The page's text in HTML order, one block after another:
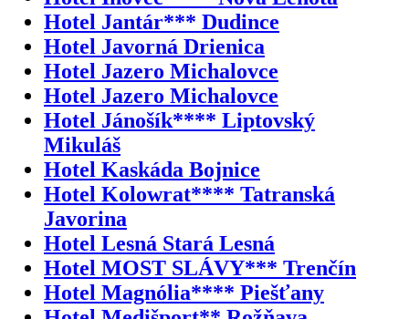
Hotel Jantár*** Dudince
Hotel Javorná Drienica
Hotel Jazero Michalovce
Hotel Jazero Michalovce
Hotel Jánošík**** Liptovský
Mikuláš
Hotel Kaskáda Bojnice
Hotel Kolowrat**** Tatranská
Javorina
Hotel Lesná Stará Lesná
Hotel MOST SLÁVY*** Trenčín
Hotel Magnólia**** Piešťany